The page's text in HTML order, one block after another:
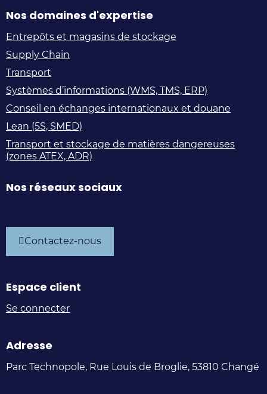
Nos domaines d'expertise
Entrepôts et magasins de stockage
Supply Chain
Transport
Systèmes d’informations (WMS, TMS, ERP)
Conseil en échanges internationaux et douane
Lean (5S, SMED)
Transport et stockage de matières dangereuses
(zones ATEX, ADR)
Nos réseaux sociaux
Chain
Experts
sur
LinkedIn
Chain
Experts
sur
Facebook
Chain
Experts
sur
Instagram
Chain
Experts
sur
Youtube
Contactez-nous
Espace client
Se connecter
Adresse
Parc Technopole, Rue Louis de Broglie, 53810 Changé